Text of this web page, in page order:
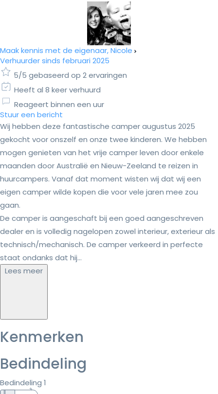
Maak kennis met de eigenaar, Nicole
Verhuurder sinds februari 2025
5/5 gebaseerd op 2 ervaringen
Heeft al 8 keer verhuurd
Reageert binnen een uur
Stuur een bericht
Wij hebben deze fantastische camper augustus 2025
gekocht voor onszelf en onze twee kinderen. We hebben
mogen genieten van het vrije camper leven door enkele
maanden door Australië en Nieuw-Zeeland te reizen in
huurcampers. Vanaf dat moment wisten wij dat wij een
eigen camper wilde kopen die voor vele jaren mee zou
gaan.
De camper is aangeschaft bij een goed aangeschreven
dealer en is volledig nagelopen zowel interieur, exterieur als
technisch/mechanisch. De camper verkeerd in perfecte
staat ondanks dat hij...
Lees meer
Kenmerken
Bedindeling
Bedindeling 1